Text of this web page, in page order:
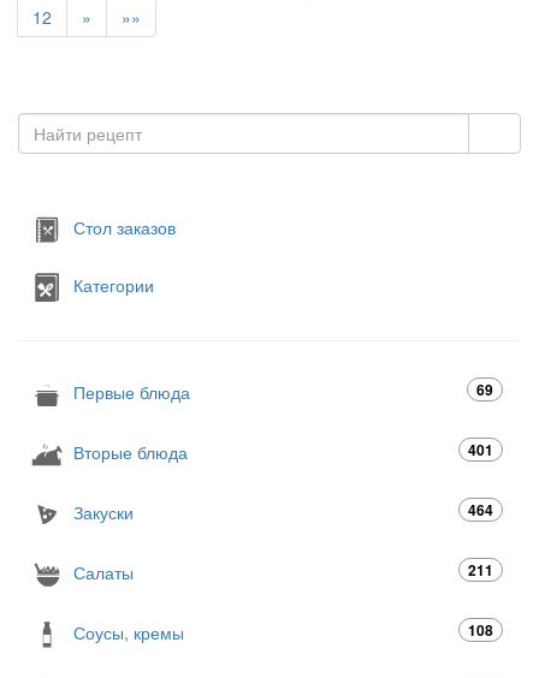
12
» »»
Стол заказов
Категории
Первые блюда 69
Вторые блюда 401
Закуски 464
Салаты 211
Соусы, кремы 108